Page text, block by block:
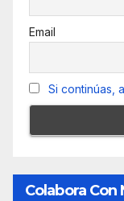
Email
Si continúas,
Colabora Con